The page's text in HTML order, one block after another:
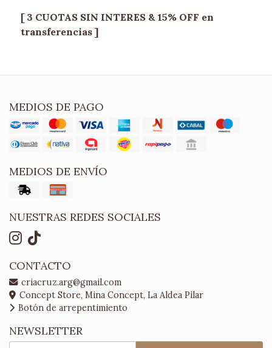
[ 3 CUOTAS SIN INTERES & 15% OFF en
transferencias ]
MEDIOS DE PAGO
MEDIOS DE ENVÍO
NUESTRAS REDES SOCIALES
CONTACTO
criacruz.arg@gmail.com
Concept Store, Mina Concept, La Aldea Pilar
Botón de arrepentimiento
NEWSLETTER